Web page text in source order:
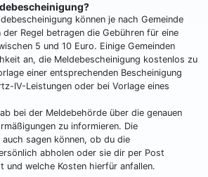
können je nach Gemeinde
Regel betragen die Gebühren für eine
5 und 10 Euro. Einige Gemeinden
an, die Meldebescheinigung kostenlos zu
einer entsprechenden Bescheinigung
IV-Leistungen oder bei Vorlage eines
bei der Meldebehörde über die genauen
zu informieren. Die
sagen können, ob du die
abholen oder sie dir per Post
und welche Kosten hierfür anfallen.